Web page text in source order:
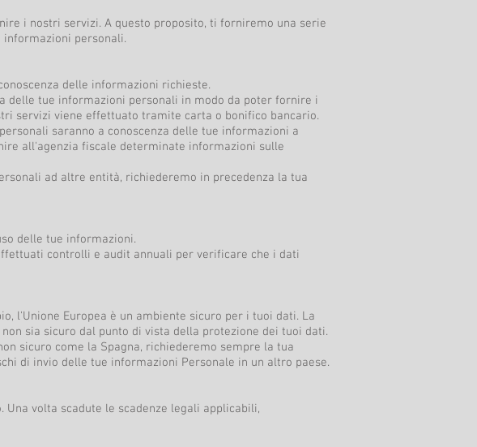
i nostri servizi. A questo proposito, ti forniremo una serie
personali.
delle informazioni richieste.
delle tue informazioni personali in modo da poter fornire i
servizi viene effettuato tramite carta o bonifico bancario.
saranno a conoscenza delle tue informazioni a
all'agenzia fiscale determinate informazioni sulle
ad altre entità, richiederemo in precedenza la tua
delle tue informazioni.
controlli e audit annuali per verificare che i dati
l'Unione Europea è un ambiente sicuro per i tuoi dati. La
sia sicuro dal punto di vista della protezione dei tuoi dati.
sicuro come la Spagna, richiederemo sempre la tua
di invio delle tue informazioni Personale in un altro paese.
volta scadute le scadenze legali applicabili,